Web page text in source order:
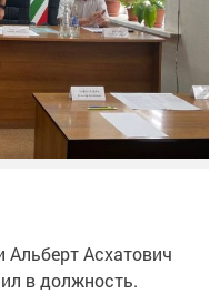
Асхатович
в должность.